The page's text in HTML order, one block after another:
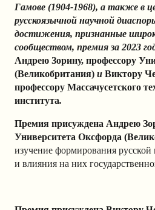
Гамове (1904-1968), а также в
русскоязычной научной
достижения, признанные
сообществом, премия за 2023
Андрею Зорину, профессору
(Великобритания) и Виктору
профессору Массачусетского
института.
Премия присуждена Андрею
Университета Оксфорда
изучение формирования русской
и влияния на них